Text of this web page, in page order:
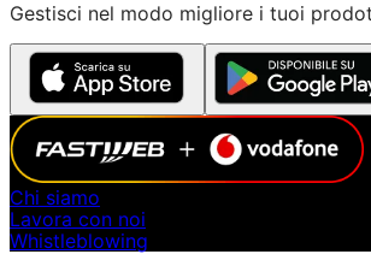
Gestisci nel modo migliore i tuoi
Chi siamo
Lavora con noi
Whistleblowing